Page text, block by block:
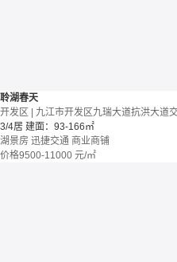
聆湖春天
开发区 | 九江市开发区九瑞大道抗洪大道
3/4居 建面：93-166㎡
湖景房 迅捷交通 商业商铺
价格9500-11000 元/㎡